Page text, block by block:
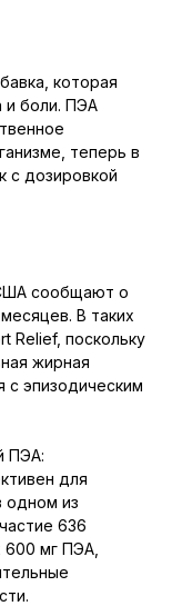
которая
и боли. ПЭА
теперь в
с дозировкой
сообщают о
В таких
Relief, поскольку
жирная
с эпизодическим
ПЭА:
для
одном из
636
мг ПЭА,